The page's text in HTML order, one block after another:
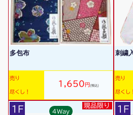
多包布
売り
尽くし！
1,650 円 (税込)
刺繍
売り
尽くし！
1F 現品限り
4Way 1F